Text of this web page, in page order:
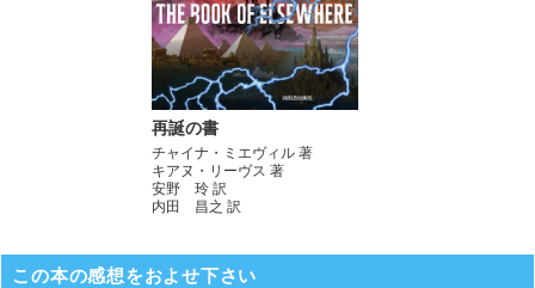
再誕の書
チャイナ・ミエヴィル 著
キアヌ・リーヴス 著
安野 玲 訳
内田 昌之 訳
この本の感想をおよせ下さい